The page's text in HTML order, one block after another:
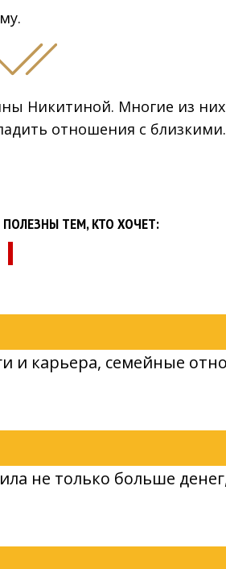
Никитиной. Многие из
отношения с близкими.
ТЕМ, КТО ХОЧЕТ:
и карьера, семейные
не только больше